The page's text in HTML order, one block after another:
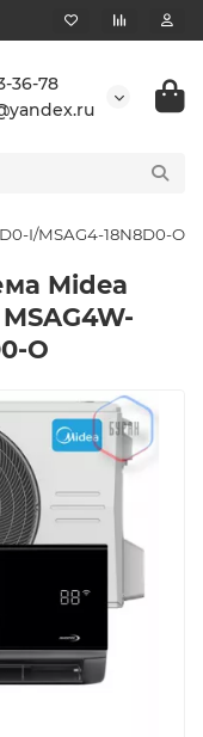
36-78
I/MSAG4-18N8D0-O
Midea
O